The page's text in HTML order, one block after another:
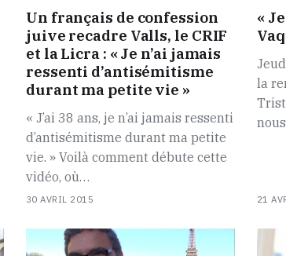
Un français de confession
juive recadre Valls, le CRIF
et la Licra : « Je n’ai jamais
ressenti d’antisémitisme
durant ma petite vie »
« J’ai 38 ans, je n’ai jamais ressenti
d’antisémitisme durant ma petite
vie. » Voilà comment débute cette
vidéo, où…
30 AVRIL 2015
«
la
21